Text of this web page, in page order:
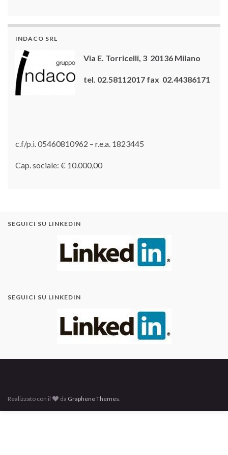
INDACO SRL
Via E. Torricelli, 3 20136 Milano
tel. 02.58112017 fax 02.44386171
c.f/p.i. 05460810962 – r.e.a. 1823445
Cap. sociale: € 10.000,00
SEGUICI SU LINKEDIN
SEGUICI SU LINKEDIN
Realizzato con il da Graphene Themes